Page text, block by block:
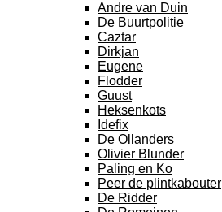
Andre van Duin
De Buurtpolitie
Caztar
Dirkjan
Eugene
Flodder
Guust
Heksenkots
Idefix
De Ollanders
Olivier Blunder
Paling en Ko
Peer de plintkabouter
De Ridder